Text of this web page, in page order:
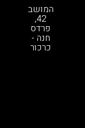
המושב
42,
פרדס
חנה -
כרכור